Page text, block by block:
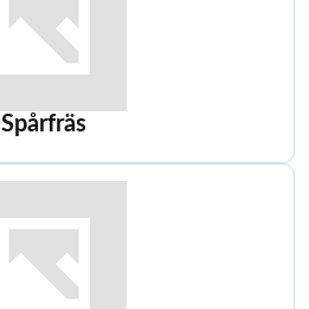
Spårfräs